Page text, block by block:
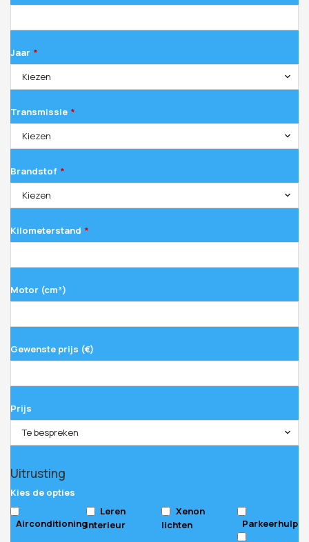
Jaar *
Kiezen
Transmissie *
Kiezen
Brandstof *
Kiezen
Kilometerstand *
Motor (cm³)
Gewenste prijs (€)
Prijs
Te bespreken
Uitrusting
Kies de opties
Airconditioning
Leren
interieur
Xenon
lichten
Parkeerhulp